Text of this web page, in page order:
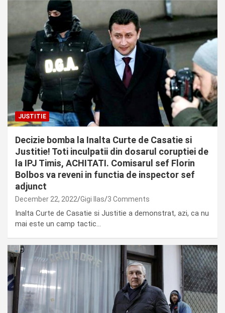
JUSTITIE
Decizie bomba la Inalta Curte de Casatie si
Justitie! Toti inculpatii din dosarul coruptiei de
la IPJ Timis, ACHITATI. Comisarul sef Florin
Bolbos va reveni in functia de inspector sef
adjunct
December 22, 2022 Gigi Ilas 3 Comments
Inalta Curte de Casatie si Justitie a demonstrat, azi, ca nu
mai este un camp tactic…